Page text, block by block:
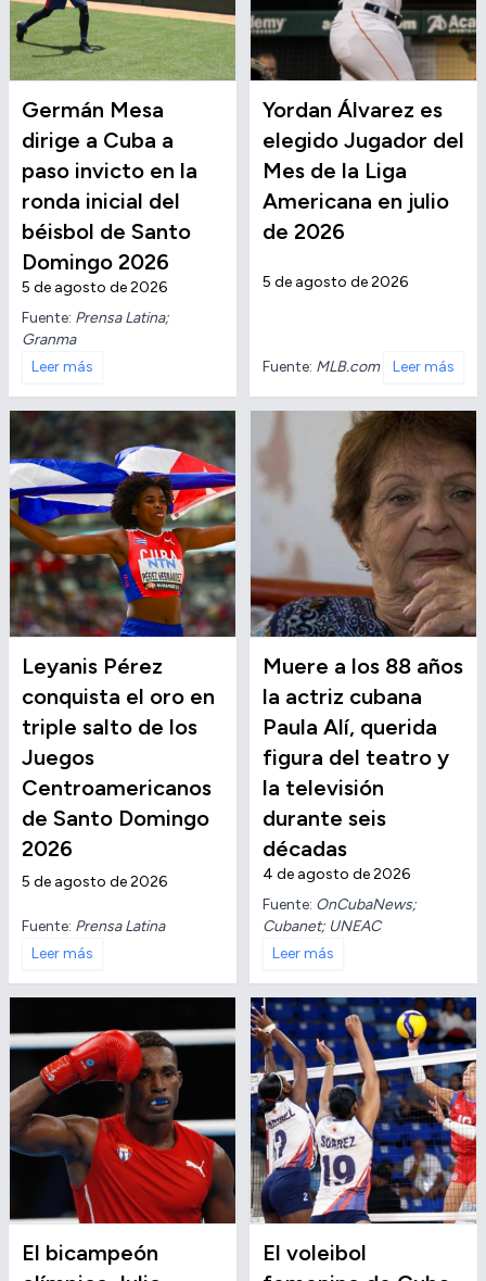
Germán Mesa
dirige a Cuba a
paso invicto en la
ronda inicial del
béisbol de Santo
Domingo 2026
5 de agosto de 2026
Fuente: Prensa Latina;
Granma
Leer más
Yordan Álvarez es
elegido Jugador del
Mes de la Liga
Americana en julio
de 2026
5 de agosto de 2026
Fuente: MLB.com Leer más
Leyanis Pérez
conquista el oro en
triple salto de los
Juegos
Centroamericanos
de Santo Domingo
2026
5 de agosto de 2026
Fuente: Prensa Latina
Leer más
Muere a los 88 años
la actriz cubana
Paula Alí, querida
figura del teatro y
la televisión
durante seis
décadas
4 de agosto de 2026
Fuente: OnCubaNews;
Cubanet; UNEAC
Leer más
El bicampeón
El voleibol